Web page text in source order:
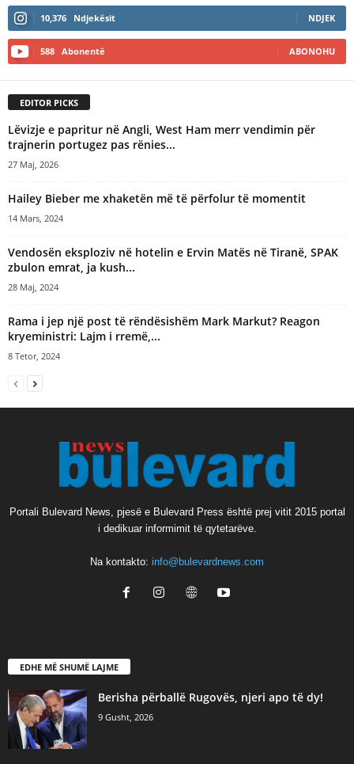
10,376 Ndjekësit NDJEK
588 Abonentë ABONOHU
EDITOR PICKS
Lëvizje e papritur në Angli, West Ham merr vendimin për
trajnerin portugez pas rënies...
27 Maj, 2026
Hailey Bieber me xhaketën më të përfolur të momentit
14 Mars, 2024
Vendosën eksploziv në hotelin e Ervin Matës në Tiranë, SPAK
zbulon emrat, ja kush...
28 Maj, 2024
Rama i jep një post të rëndësishëm Mark Markut? Reagon
kryeministri: Lajm i rremë,...
8 Tetor, 2024
Portali Bulevard News, pjesë e Bulevard Press është prej vitit 2015 portal
i dedikuar informimit të qytetarëve.
Na kontakto: info@bulevardnews.com
EDHE MË SHUMË LAJME
Berisha përballë Rugovës, njeri apo të dy!
9 Gusht, 2026